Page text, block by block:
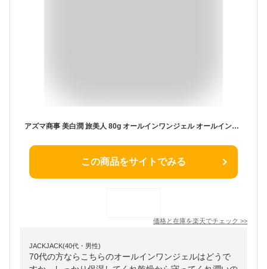
アズマ商事 美白潤 旅美人 80g オールインワンジェル オールインワン化粧品 オールインワン ジェル オールインワンゲル シミそばかす 美容 ギフト スキンケア 美容ジェル 保湿ジェル エイジングケア 化粧品 保湿 無香料 無着色 うるおい 潤い 40代 50代 60代 70代
この商品をサイトでみる
価格と在庫を楽天でチェック >>
JACKJACK(40代・男性)
70代の方ならこちらのオールインワンジェルはどうで